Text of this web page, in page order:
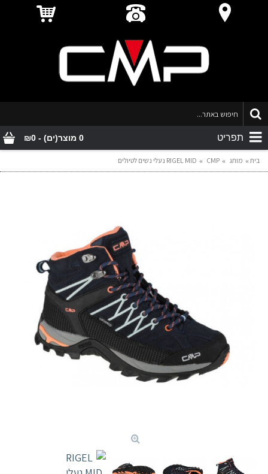
0 מוצר(ים) - ₪0 תפריט
בית מותג CMP RIGEL MID נעלי נשים לטיולים